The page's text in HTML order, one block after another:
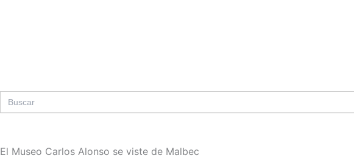
Search
for:
El Museo Carlos Alonso se viste de Malbec